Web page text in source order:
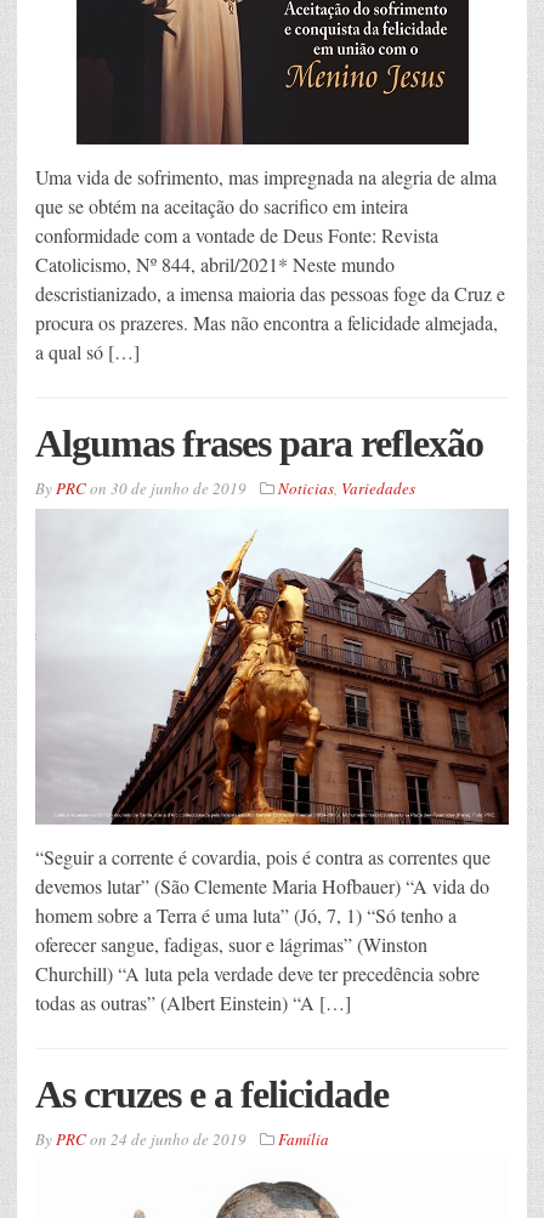
Uma vida de sofrimento, mas impregnada na alegria de alma
que se obtém na aceitação do sacrifico em inteira
conformidade com a vontade de Deus Fonte: Revista
Catolicismo, Nº 844, abril/2021* Neste mundo
descristianizado, a imensa maioria das pessoas foge da Cruz e
procura os prazeres. Mas não encontra a felicidade almejada,
a qual só […]
Algumas frases para reflexão
ByPRCon 30 de junho de 2019 Noticias, Variedades
“Seguir a corrente é covardia, pois é contra as correntes que
devemos lutar” (São Clemente Maria Hofbauer) “A vida do
homem sobre a Terra é uma luta” (Jó, 7, 1) “Só tenho a
oferecer sangue, fadigas, suor e lágrimas” (Winston
Churchill) “A luta pela verdade deve ter precedência sobre
todas as outras” (Albert Einstein) “A […]
As cruzes e a felicidade
ByPRCon 24 de junho de 2019 Família